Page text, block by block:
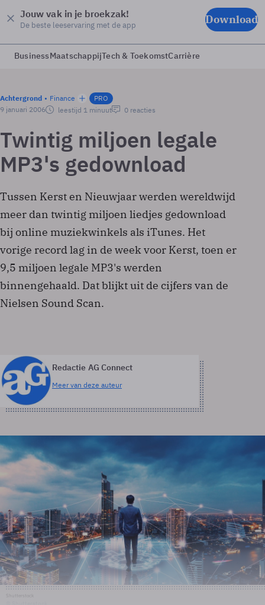
Jouw vak in je broekzak!
De beste leeservaring met de app Download
BusinessMaatschappijTech & ToekomstCarrière
Achtergrond Finance
PRO
9 januari 2006
leestijd 1 minuut 0 reacties
Twintig miljoen legale
MP3's gedownload
Tussen Kerst en Nieuwjaar werden wereldwijd
meer dan twintig miljoen liedjes gedownload
bij online muziekwinkels als iTunes. Het
vorige record lag in de week voor Kerst, toen er
9,5 miljoen legale MP3's werden
binnengehaald. Dat blijkt uit de cijfers van de
Nielsen Sound Scan.
Redactie AG Connect
Meer van deze auteur